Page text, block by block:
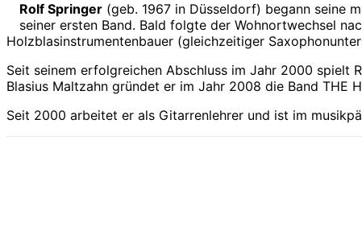
Rolf Springer (geb. 1967 in Düsseldorf) begann seine
seiner ersten Band. Bald folgte der Wohnortwechsel
Holzblasinstrumentenbauer (gleichzeitiger
Seit seinem erfolgreichen Abschluss im Jahr 2000 spielt
Blasius Maltzahn gründet er im Jahr 2008 die Band THE
Seit 2000 arbeitet er als Gitarrenlehrer und ist im